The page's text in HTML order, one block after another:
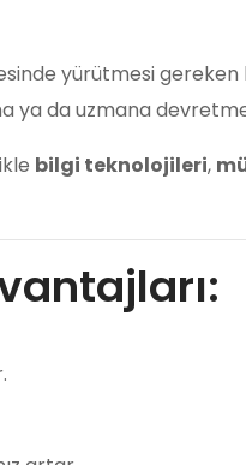
yürütmesi gereken
ya da uzmana
bilgi teknolojileri,